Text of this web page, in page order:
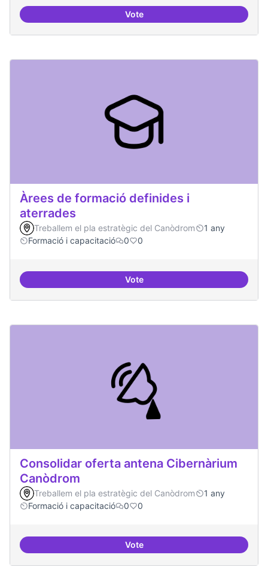
VotePunt de defensa de Drets Digitals
Àrees de formació definides i
aterrades
Treballem el pla estratègic del Canòdrom
1 any
Formació i capacitació
0 0
VoteÀrees de formació definides i
Consolidar oferta antena Cibernàrium
Canòdrom
Treballem el pla estratègic del Canòdrom
1 any
Formació i capacitació
0 0
VoteConsolidar oferta antena